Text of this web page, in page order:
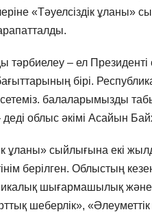
«Тәуелсіздік ұланы»
– ел Президенті
бірі.
балаларымызды
облыс әкімі Асайын
ұланы» сыйлығына екі
берілген. Облыстың
шығармашылық және
шеберлік»,